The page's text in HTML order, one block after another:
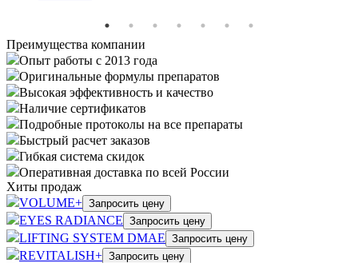
Преимущества компании
Опыт работы с 2013 года
Оригинальные формулы препаратов
Высокая эффективность и качество
Наличие сертификатов
Подробные протоколы на все препараты
Быстрый расчет заказов
Гибкая система скидок
Оперативная доставка по всей России
Хиты продаж
VOLUME+ Запросить цену
EYES RADIANCE Запросить цену
LIFTING SYSTEM DMAE Запросить цену
REVITALISH+ Запросить цену